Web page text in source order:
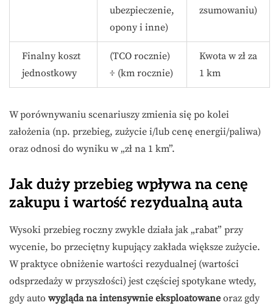
ubezpieczenie,
opony i inne)
zsumowaniu)
Finalny koszt
jednostkowy
(TCO rocznie)
÷ (km rocznie)
Kwota w zł za
1 km
W porównywaniu scenariuszy zmienia się po kolei
założenia (np. przebieg, zużycie i/lub cenę energii/paliwa)
oraz odnosi do wyniku w „zł na 1 km”.
Jak duży przebieg wpływa na cenę
zakupu i wartość rezydualną auta
Wysoki przebieg roczny zwykle działa jak „rabat” przy
wycenie, bo przeciętny kupujący zakłada większe zużycie.
W praktyce obniżenie wartości rezydualnej (wartości
odsprzedaży w przyszłości) jest częściej spotykane wtedy,
gdy auto wygląda na intensywnie eksploatowane oraz gdy